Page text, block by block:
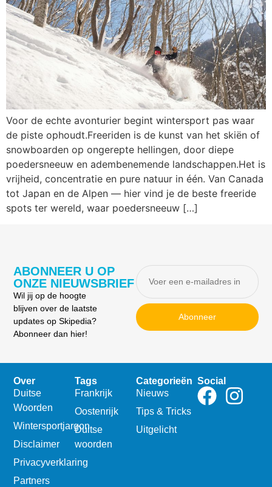
Voor de echte avonturier begint wintersport pas waar
de piste ophoudt.Freeriden is de kunst van het skiën of
snowboarden op ongerepte hellingen, door diepe
poedersneeuw en adembenemende landschappen.Het is
vrijheid, concentratie en pure natuur in één. Van Canada
tot Japan en de Alpen — hier vind je de beste freeride
spots ter wereld, waar poedersneeuw […]
ABONNEER U OP
ONZE NIEUWSBRIEF
Wil jij op de hoogte
blijven over de laatste
updates op Skipedia?
Abonneer dan hier!
Abonneer
Over
Duitse
Woorden
Wintersportjargon
Disclaimer
Privacyverklaring
Partners
Tags
Frankrijk
Oostenrijk
Duitse
woorden
Categorieën
Nieuws
Tips & Tricks
Uitgelicht
Social